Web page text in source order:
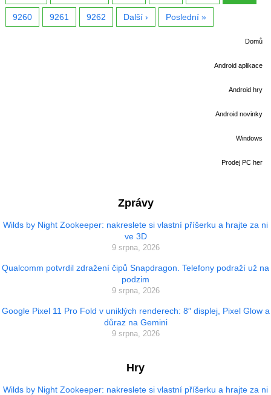
9260 9261 9262 Další › Poslední »
Domů
Android aplikace
Android hry
Android novinky
Windows
Prodej PC her
Zprávy
Wilds by Night Zookeeper: nakreslete si vlastní příšerku a hrajte za ni
ve 3D
9 srpna, 2026
Qualcomm potvrdil zdražení čipů Snapdragon. Telefony podraží už na
podzim
9 srpna, 2026
Google Pixel 11 Pro Fold v uniklých renderech: 8″ displej, Pixel Glow a
důraz na Gemini
9 srpna, 2026
Hry
Wilds by Night Zookeeper: nakreslete si vlastní příšerku a hrajte za ni